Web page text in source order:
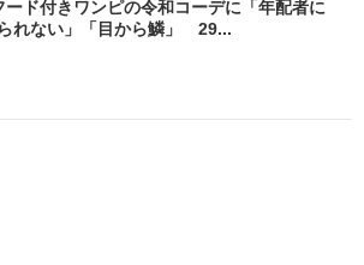
ード付きワンピの令和コーデに「年配者に
れない」「目から鱗」 29...